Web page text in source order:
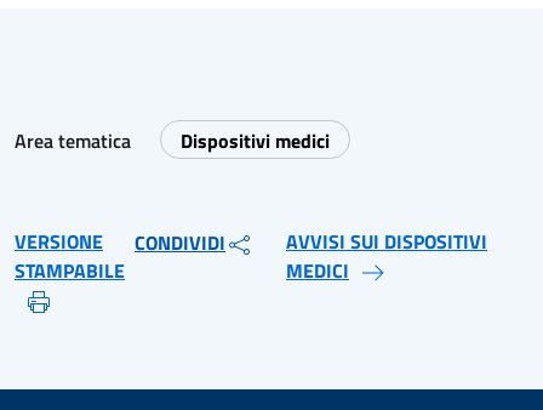
Area tematica Dispositivi medici
VERSIONE
STAMPABILE
CONDIVIDI
AVVISI SUI DISPOSITIVI
MEDICI